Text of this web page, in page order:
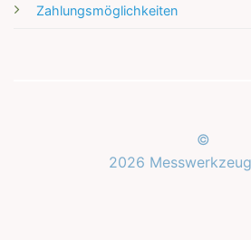
Zahlungsmöglichkeiten
©
2026